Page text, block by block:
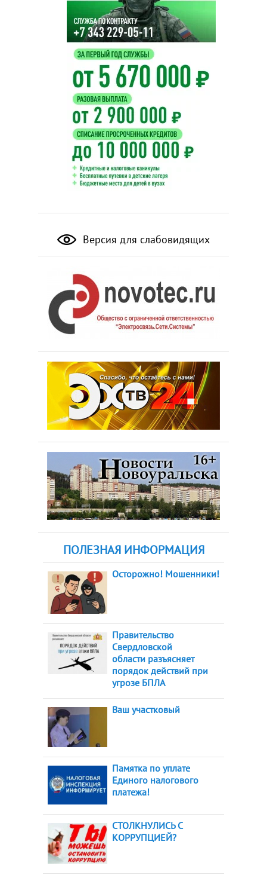
Версия для слабовидящих
ПОЛЕЗНАЯ ИНФОРМАЦИЯ
Осторожно! Мошенники!
Правительство
Свердловской
области разъясняет
порядок действий при
угрозе БПЛА
Ваш участковый
Памятка по уплате
Единого налогового
платежа!
СТОЛКНУЛИСЬ С
КОРРУПЦИЕЙ?